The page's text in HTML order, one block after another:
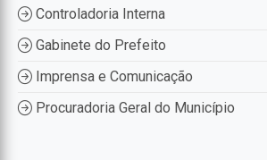
Controladoria Interna
Gabinete do Prefeito
Imprensa e Comunicação
Procuradoria Geral do Município